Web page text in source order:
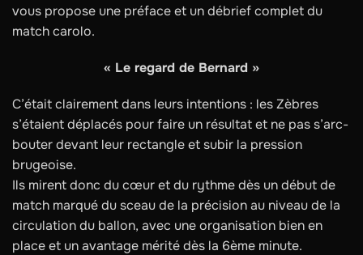
vous propose une préface et un débrief complet du
match carolo.
« Le regard de Bernard »
C’était clairement dans leurs intentions : les Zèbres
s’étaient déplacés pour faire un résultat et ne pas s’arc-
bouter devant leur rectangle et subir la pression
brugeoise.
Ils mirent donc du cœur et du rythme dès un début de
match marqué du sceau de la précision au niveau de la
circulation du ballon, avec une organisation bien en
place et un avantage mérité dès la 6ème minute.